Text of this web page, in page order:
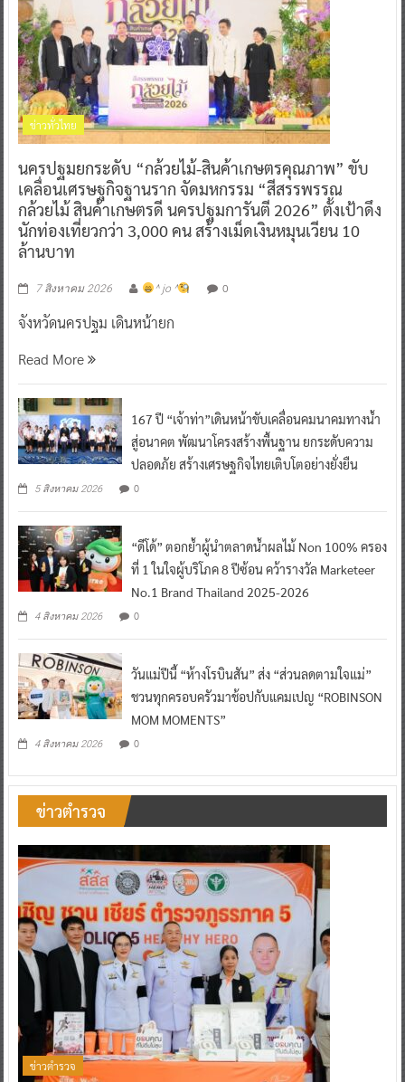
ข่าวทั่วไทย
นครปฐมยกระดับ “กล้วยไม้-สินค้าเกษตรคุณภาพ” ขับ
เคลื่อนเศรษฐกิจฐานราก จัดมหกรรม “สีสรรพรรณ
กล้วยไม้ สินค้าเกษตรดี นครปฐมการันตี 2026” ตั้งเป้าดึง
นักท่องเที่ยวกว่า 3,000 คน สร้างเม็ดเงินหมุนเวียน 10
ล้านบาท
7 สิงหาคม 2026 ^ jo ^ 0
จังหวัดนครปฐม เดินหน้ายก
Read More
167 ปี “เจ้าท่า”เดินหน้าขับเคลื่อนคมนาคมทางน้ำ
สู่อนาคต พัฒนาโครงสร้างพื้นฐาน ยกระดับความ
ปลอดภัย สร้างเศรษฐกิจไทยเติบโตอย่างยั่งยืน
5 สิงหาคม 2026 0
“ดีโด้” ตอกย้ำผู้นำตลาดน้ำผลไม้ Non 100% ครอง
ที่ 1 ในใจผู้บริโภค 8 ปีซ้อน คว้ารางวัล Marketeer
No.1 Brand Thailand 2025-2026
4 สิงหาคม 2026 0
วันแม่ปีนี้ “ห้างโรบินสัน” ส่ง “ส่วนลดตามใจแม่”
ชวนทุกครอบครัวมาช้อปกับแคมเปญ “ROBINSON
MOM MOMENTS”
4 สิงหาคม 2026 0
ข่าวตำรวจ
ข่าวตำรวจ